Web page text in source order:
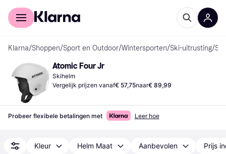
Voor shoppers
Klarna/Shoppen/Sport en Outdoor/Wintersporten/Ski-uitrusting/
Atomic Four Jr
Skihelm
Vergelijk prijzen vanaf€ 57,75naar€ 89,99
Probeer flexibele betalingen met Leer hoe
Kleur Helm Maat Aanbevolen Prijs